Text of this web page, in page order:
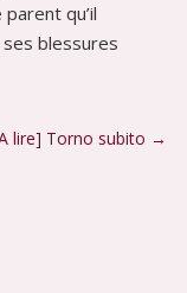
qu’il
blessures
lire] Torno subito →